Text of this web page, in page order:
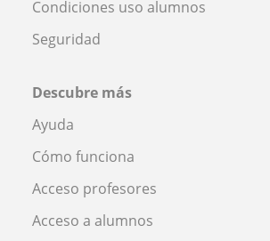
Condiciones uso alumnos
Seguridad
Descubre más
Ayuda
Cómo funciona
Acceso profesores
Acceso a alumnos